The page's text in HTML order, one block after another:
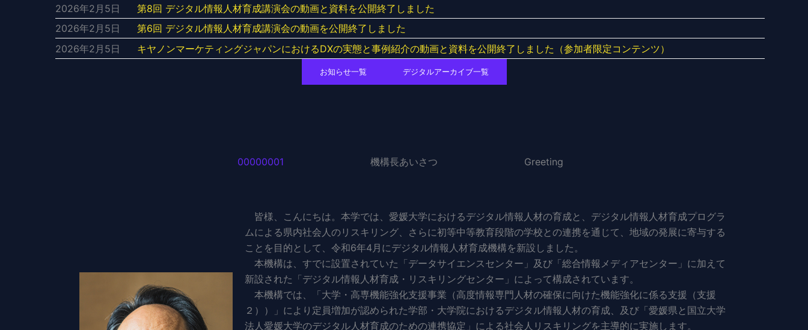
2026年2月5日
第8回 デジタル情報人材育成講演会​の動画と資料を公開終了しました
2026年2月5日
第6回 デジタル情報人材育成講演会​の動画を公開終了しました
2026年2月5日
キヤノンマーケティングジャパンにおけるDXの実態と事例紹介の動画と資料を公開終了しました（参加者限定コンテンツ）
お知らせ一覧 デジタルアーカイブ一覧
00000001 機構長あいさつ Greeting
皆様、こんにちは。本学では、愛媛大学におけるデジタル情報人材の育成と、デジタル情報人材育成プログラ
ムによる県内社会人のリスキリング、さらに初等中等教育段階の学校との連携を通じて、地域の発展に寄与する
ことを目的として、令和6年4月にデジタル情報人材育成機構を新設しました。
本機構は、すでに設置されていた「データサイエンスセンター」及び「総合情報メディアセンター」に加えて
新設された「デジタル情報人材育成・リスキリングセンター」によって構成されています。
本機構では、「大学・高専機能強化支援事業（高度情報専門人材の確保に向けた機能強化に係る支援（支援
２））」により定員増加が認められた学部・大学院におけるデジタル情報人材の育成、及び「愛媛県と国立大学
法人愛媛大学のデジタル人材育成のための連携協定」による社会人リスキリングを主導的に実施します。